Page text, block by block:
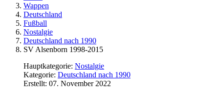
Wappen
Deutschland
Fußball
Nostalgie
Deutschland nach 1990
SV Alsenborn 1998-2015
Hauptkategorie: Nostalgie
Kategorie: Deutschland nach 1990
Erstellt: 07. November 2022